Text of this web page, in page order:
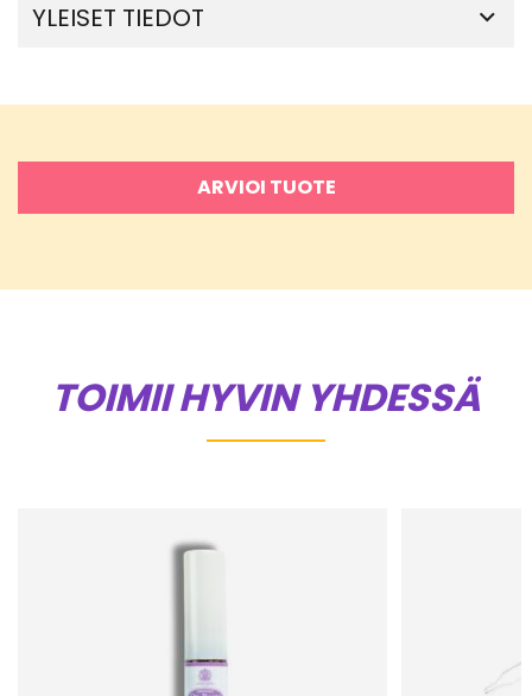
YLEISET TIEDOT
ARVIOI TUOTE
TOIMII HYVIN YHDESSÄ